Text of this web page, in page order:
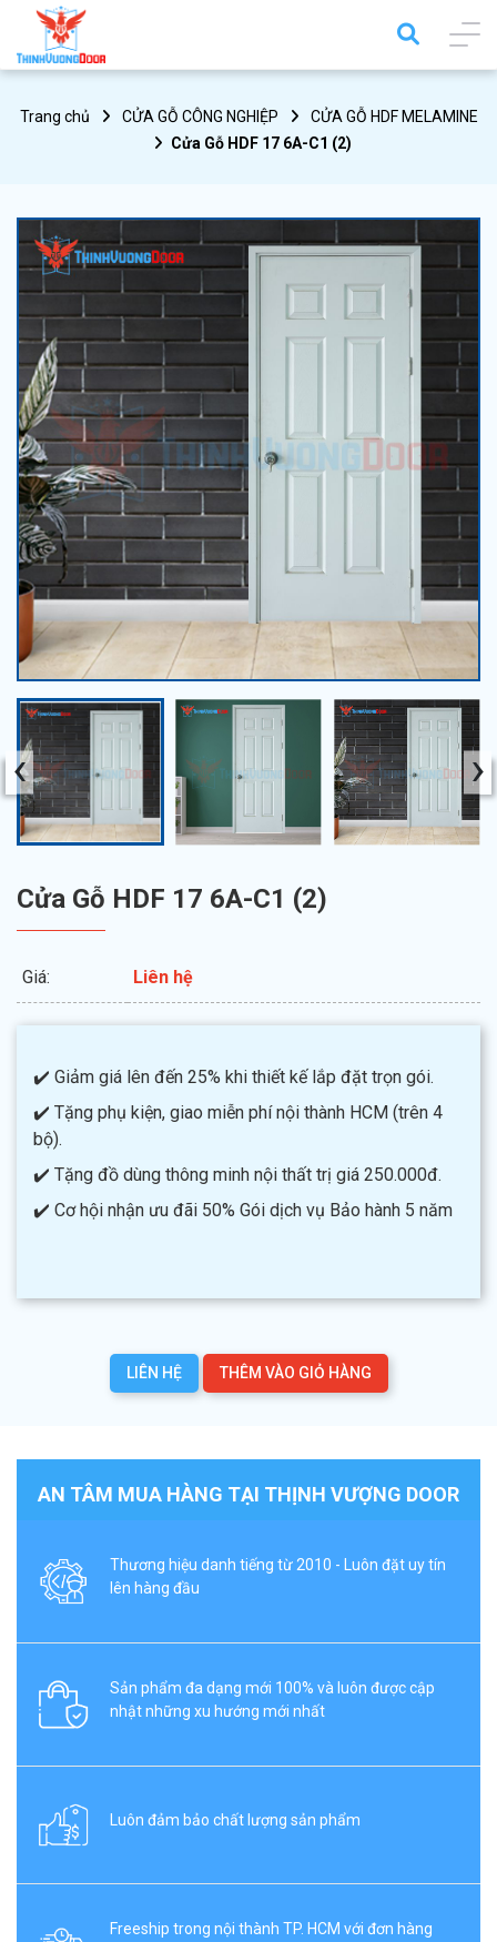
Trang chủ CỬA GỖ CÔNG NGHIỆP
CỬA GỖ HDF MELAMINE
Cửa Gỗ HDF​​​​​​​ 17 6A-C1 (2)
‹ ›
Cửa Gỗ HDF​​​​​​​ 17 6A-C1 (2)
Giá: Liên hệ
✔️ Giảm giá lên đến 25% khi thiết kế lắp đặt trọn gói.
✔️ Tặng phụ kiện, giao miễn phí nội thành HCM (trên 4
bộ).
✔️ Tặng đồ dùng thông minh nội thất trị giá 250.000đ.
✔️ Cơ hội nhận ưu đãi 50% Gói dịch vụ Bảo hành 5 năm
LIÊN HỆ THÊM VÀO GIỎ HÀNG
AN TÂM MUA HÀNG TẠI THỊNH VƯỢNG DOOR
Thương hiệu danh tiếng từ 2010 - Luôn đặt uy tín
lên hàng đầu
Sản phẩm đa dạng mới 100% và luôn được cập
nhật những xu hướng mới nhất
Luôn đảm bảo chất lượng sản phẩm
Freeship trong nội thành TP. HCM với đơn hàng